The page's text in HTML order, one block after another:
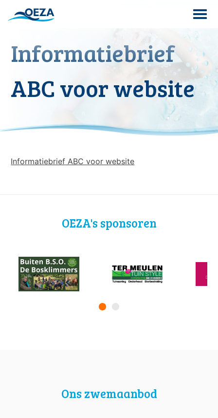
Search
for:
Informatiebrief
ABC voor website
Informatiebrief ABC voor website
OEZA's sponsoren
Ons zwemaanbod